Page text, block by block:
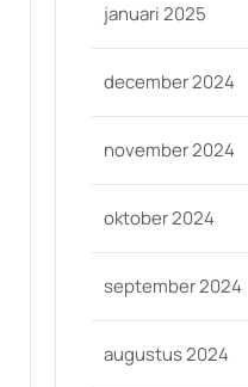
januari 2025
december 2024
november 2024
oktober 2024
september 2024
augustus 2024